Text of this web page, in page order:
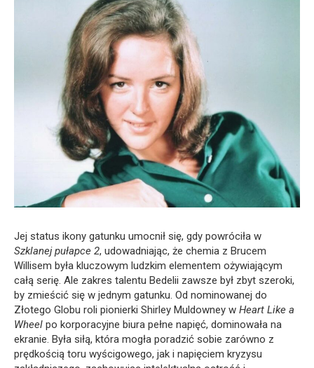
Jej status ikony gatunku umocnił się, gdy powróciła w
Szklanej pułapce 2, udowadniając, że chemia z Brucem
Willisem była kluczowym ludzkim elementem ożywiającym
całą serię. Ale zakres talentu Bedelii zawsze był zbyt szeroki,
by zmieścić się w jednym gatunku. Od nominowanej do
Złotego Globu roli pionierki Shirley Muldowney w Heart Like a
Wheel po korporacyjne biura pełne napięć, dominowała na
ekranie. Była siłą, która mogła poradzić sobie zarówno z
prędkością toru wyścigowego, jak i napięciem kryzysu